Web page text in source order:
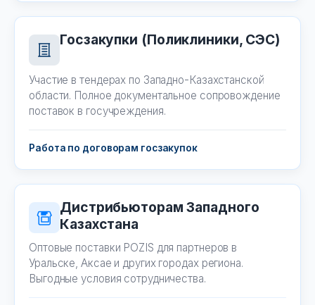
Госзакупки (Поликлиники, СЭС)
Участие в тендерах по Западно-Казахстанской
области. Полное документальное сопровождение
поставок в госучреждения.
Работа по договорам госзакупок
Дистрибьюторам Западного
Казахстана
Оптовые поставки POZIS для партнеров в
Уральске, Аксае и других городах региона.
Выгодные условия сотрудничества.